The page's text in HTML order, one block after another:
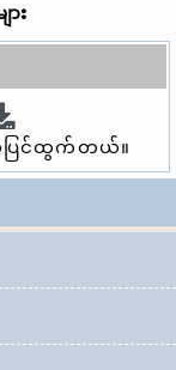
း
ပြင်ထွက်တယ်။